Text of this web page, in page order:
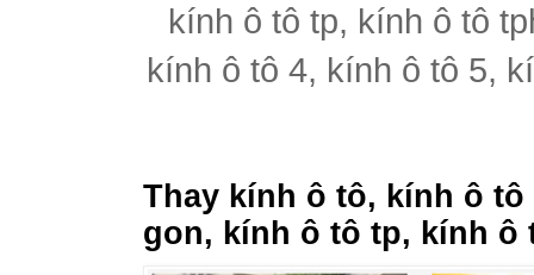
kính ô tô tp, kính ô tô
kính ô tô 4, kính ô tô 5,
Thay kính ô tô, kính ô
gon, kính ô tô tp, kính ô